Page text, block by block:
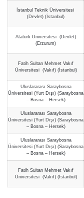
İstanbul Teknik Üniversitesi
(Devlet) (İstanbul)
Atatürk Üniversitesi (Devlet)
(Erzurum)
Fatih Sultan Mehmet Vakıf
Üniversitesi (Vakıf) (İstanbul)
Uluslararası Saraybosna
Üniversitesi (Yurt Dışı) (Saraybosna
– Bosna – Hersek)
Uluslararası Saraybosna
Üniversitesi (Yurt Dışı) (Saraybosna
– Bosna – Hersek)
Uluslararası Saraybosna
Üniversitesi (Yurt Dışı) (Saraybosna
– Bosna – Hersek)
Fatih Sultan Mehmet Vakıf
Üniversitesi (Vakıf) (İstanbul)